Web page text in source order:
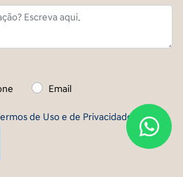
Email
de Uso e de Privacidade.